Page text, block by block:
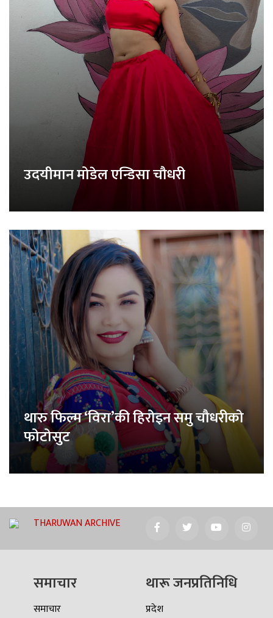
उदयीमान मोडेल एन्डिसा चौधरी
थारु फिल्म ‘विरा’की हिरोइन समु चौधरीको
फोटोसुट
THARUWAN ARCHIVE
समाचार
समाचार
थारू जनप्रतिनिधि
प्रदेश